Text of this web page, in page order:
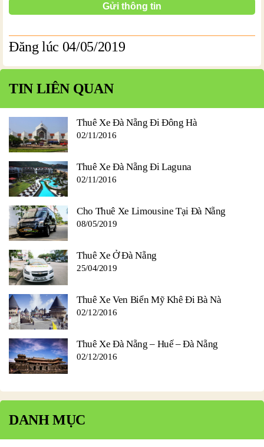
Đăng lúc 04/05/2019
TIN LIÊN QUAN
Thuê Xe Đà Nẵng Đi Đông Hà
02/11/2016
Thuê Xe Đà Nẵng Đi Laguna
02/11/2016
Cho Thuê Xe Limousine Tại Đà Nẵng
08/05/2019
Thuê Xe Ở Đà Nẵng
25/04/2019
Thuê Xe Ven Biển Mỹ Khê Đi Bà Nà
02/12/2016
Thuê Xe Đà Nẵng – Huế – Đà Nẵng
02/12/2016
DANH MỤC